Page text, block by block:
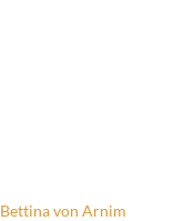
Bettina von Arnim